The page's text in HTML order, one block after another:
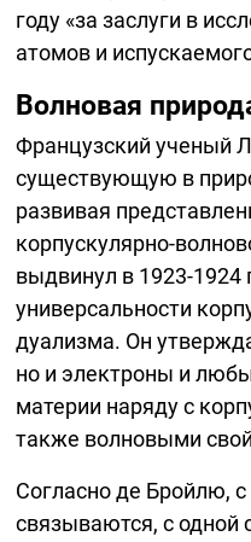
году «за заслуги в
атомов и
Волновая
Французский ученый
существующую в
развивая
корпускулярно-
выдвинул в 1923-1924
универсальности
дуализма. Он
но и электроны и
материи наряду с
также волновыми
Согласно де Бройлю,
связываются, с одной